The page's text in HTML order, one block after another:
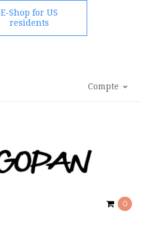
E-Shop for US
residents
Compte
0